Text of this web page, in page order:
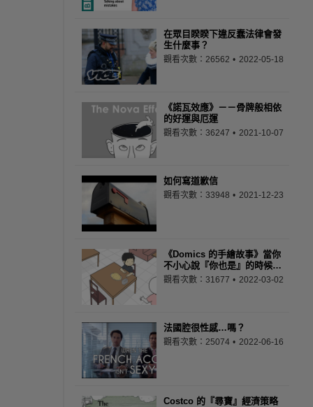
在眾目睽睽下違反蠢法律會發
生什麼事？
觀看次數：26562 2022-05-18
《諾瓦效應》－－骨牌般相依
的好運與厄運
觀看次數：36247 2021-10-07
如何寫道歉信
觀看次數：33948 2021-12-23
《Domics 的手繪故事》當你
不小心說『你也是』的時候…
觀看次數：31677 2022-03-02
法國腔很性感…嗎？
觀看次數：25074 2022-06-16
Costco 的『尋寶』經濟策略